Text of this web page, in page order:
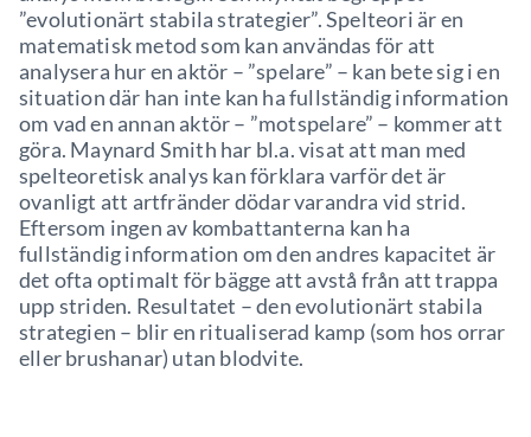
”evolutionärt stabila strategier”. Spelteori är en
matematisk metod som kan användas för att
analysera hur en aktör – ”spelare” – kan bete sig i en
situation där han inte kan ha fullständig information
om vad en annan aktör – ”motspelare” – kommer att
göra. Maynard Smith har bl.a. visat att man med
spelteoretisk analys kan förklara varför det är
ovanligt att artfränder dödar varandra vid strid.
Eftersom ingen av kombattanterna kan ha
fullständig information om den andres kapacitet är
det ofta optimalt för bägge att avstå från att trappa
upp striden. Resultatet – den evolutionärt stabila
strategien – blir en ritualiserad kamp (som hos orrar
eller brushanar) utan blodvite.